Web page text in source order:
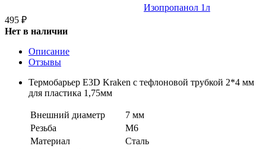
Изопропанол 1л
495 ₽
Нет в наличии
Описание
Отзывы
Термобарьер E3D Kraken с тефлоновой трубкой 2*4 мм
для пластика 1,75мм
Внешний диаметр
7 мм
Резьба
М6
Материал
Сталь